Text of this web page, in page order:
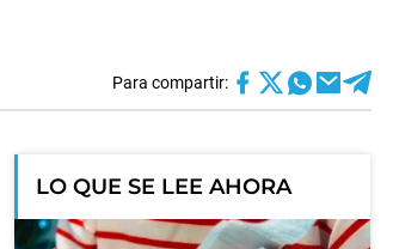
Para compartir:
LO QUE SE LEE AHORA